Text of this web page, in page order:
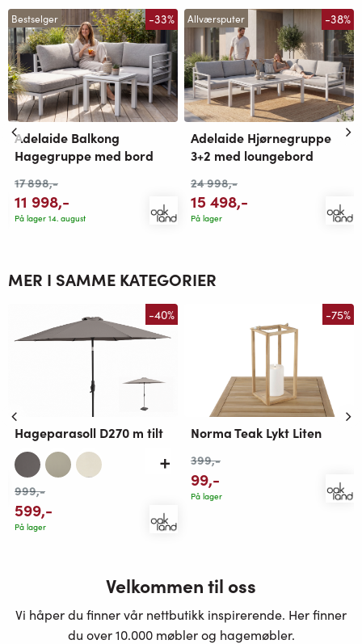
Bestselger -33%
Adelaide Balkong
Hagegruppe med bord
17 898,-
11 998,-
På lager 14. august
Allværsputer -38%
Adelaide Hjørnegruppe
3+2 med loungebord
24 998,-
15 498,-
På lager
MER I SAMME KATEGORIER
-40%
Hageparasoll D270 m tilt
999,-
599,-
På lager
-75%
Norma Teak Lykt Liten
399,-
99,-
På lager
Velkommen til oss
Vi håper du finner vår nettbutikk inspirerende. Her finner
du over 10.000 møbler og hagemøbler.